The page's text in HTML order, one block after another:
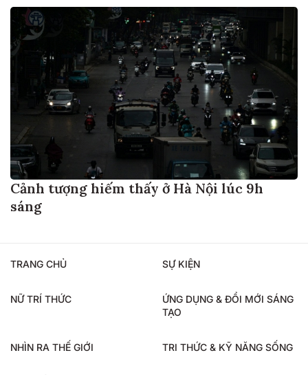
Cảnh tượng hiếm thấy ở Hà Nội lúc 9h
sáng
TRANG CHỦ SỰ KIỆN
NỮ TRÍ THỨC
ỨNG DỤNG & ĐỔI MỚI SÁNG
TẠO
NHÌN RA THẾ GIỚI TRI THỨC & KỸ NĂNG SỐNG